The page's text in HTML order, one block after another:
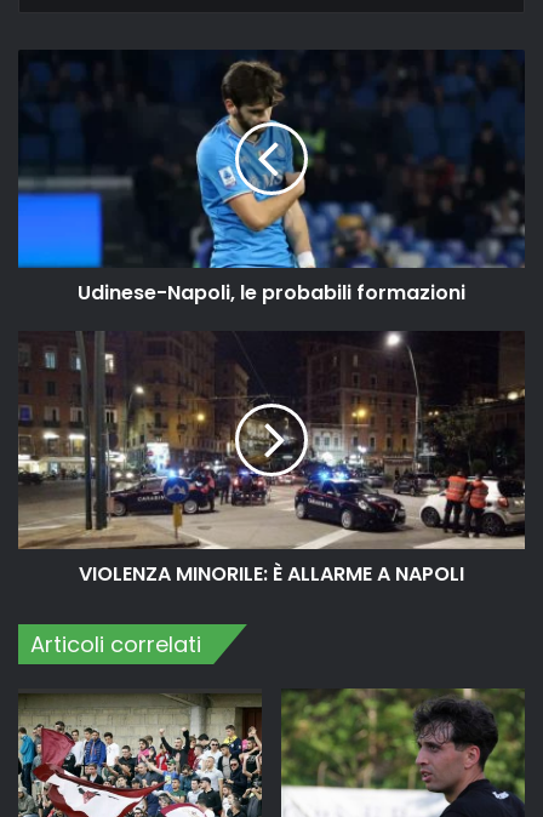
Udinese-Napoli, le probabili formazioni
VIOLENZA MINORILE: È ALLARME A NAPOLI
Articoli correlati